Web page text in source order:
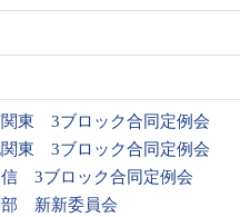
東 3ブロック合同定例会
東 3ブロック合同定例会
信 3ブロック合同定例会
新新委員会